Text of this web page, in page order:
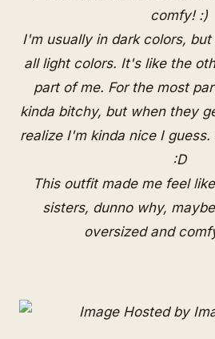
comfy! :)
I'm usually in dark colors,
all light colors. It's like the
part of me. For the most
kinda bitchy, but when they
realize I'm kinda nice I guess.
:D
This outfit made me feel
sisters, dunno why,
oversized and